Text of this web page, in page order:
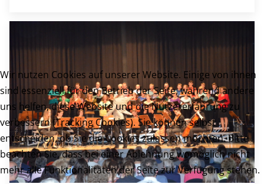
Wir nutzen Cookies auf unserer Website. Einige von ihnen
sind essenziell für den Betrieb der Seite, während andere
uns helfen, diese Website und die Nutzererfahrung zu
verbessern (Tracking Cookies). Sie können selbst
entscheiden, ob Sie die Cookies zulassen möchten. Bitte
beachten Sie, dass bei einer Ablehnung womöglich nicht
mehr alle Funktionalitäten der Seite zur Verfügung stehen.